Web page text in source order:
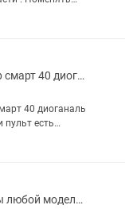
. Важно !
сюда чат ....
Продам телевизор смарт 40 диоганаль
40 диоганаль
пульт есть
Куплю телевизоры любой модели обмен